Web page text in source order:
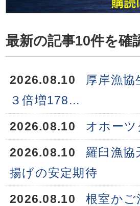
最新の記事10件を確
2026.08.10
厚岸漁
３倍増178...
2026.08.10
オホー
2026.08.10
羅臼漁協
揚げの安定期待
2026.08.10
根室かご